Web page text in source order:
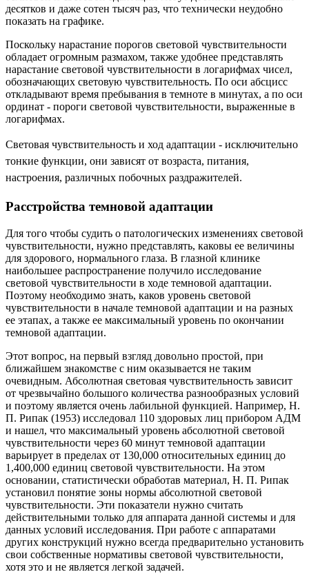
десятков и даже сотен тысяч раз, что технически неудобно
показать на графике.
Поскольку нарастание порогов световой чувствительности
обладает огромным размахом, также удобнее представлять
нарастание световой чувствительности в логарифмах чисел,
обозначающих световую чувствительность. По оси абсцисс
откладывают время пребывания в темноте в минутах, а по оси
ординат - пороги световой чувствительности, выраженные в
логарифмах.
Световая чувствительность и ход адаптации - исключительно
тонкие функции, они зависят от возраста, питания,
настроения, различных побочных раздражителей.
Расстройства темновой адаптации
Для того чтобы судить о патологических изменениях световой
чувствительности, нужно представлять, каковы ее величины
для здорового, нормального глаза. В глазной клинике
наибольшее распространение получило исследование
световой чувствительности в ходе темновой адаптации.
Поэтому необходимо знать, каков уровень световой
чувствительности в начале темновой адаптации и на разных
ее этапах, а также ее максимальный уровень по окончании
темновой адаптации.
Этот вопрос, на первый взгляд довольно простой, при
ближайшем знакомстве с ним оказывается не таким
очевидным. Абсолютная световая чувствительность зависит
от чрезвычайно большого количества разнообразных условий
и поэтому является очень лабильной функцией. Например, Н.
П. Рипак (1953) исследовал 110 здоровых лиц прибором АДМ
и нашел, что максимальный уровень абсолютной световой
чувствительности через 60 минут темновой адаптации
варьирует в пределах от 130,000 относительных единиц до
1,400,000 единиц световой чувствительности. На этом
основании, статистически обработав материал, Н. П. Рипак
установил понятие зоны нормы абсолютной световой
чувствительности. Эти показатели нужно считать
действительными только для аппарата данной системы и для
данных условий исследования. При работе с аппаратами
других конструкций нужно всегда предварительно установить
свои собственные нормативы световой чувствительности,
хотя это и не является легкой задачей.